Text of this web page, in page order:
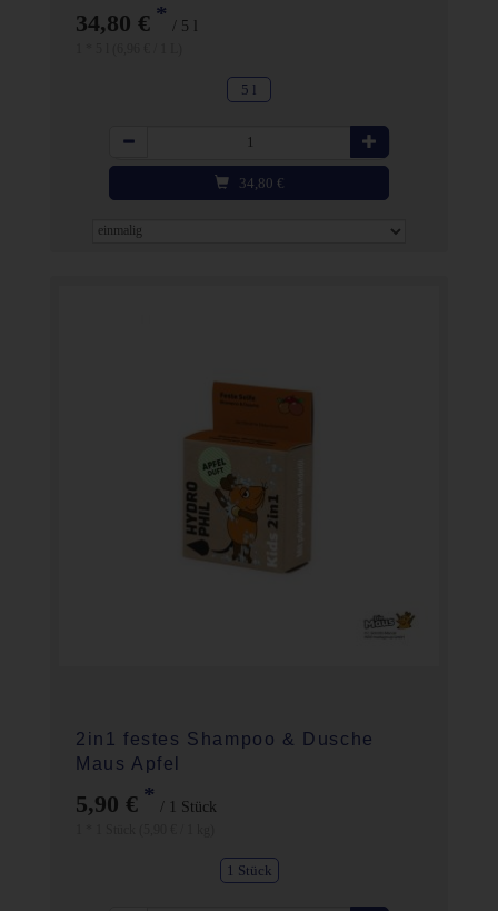
34,80 € * / 5 l
5 l
Anzahl
34,80 €
2in1 festes Shampoo & Dusche
Maus Apfel
5,90 € * / 1 Stück
1 Stück